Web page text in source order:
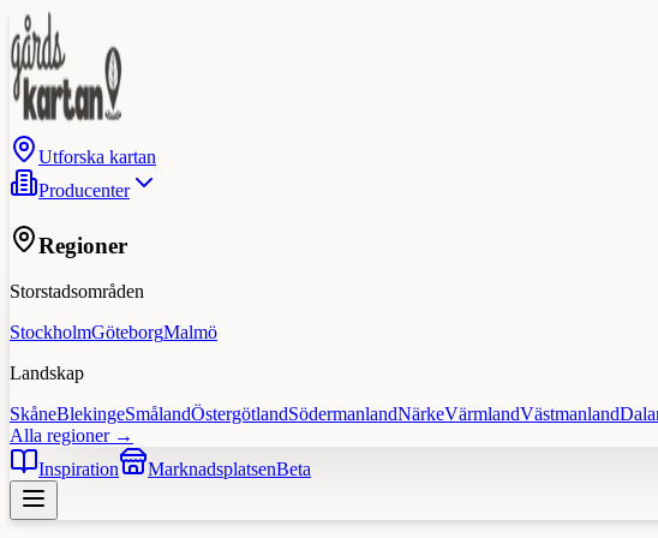
Utforska kartan
Producenter
Regioner
Storstadsområden
StockholmGöteborgMalmö
Landskap
SkåneBlekingeSmålandÖstergötlandSödermanlandNärkeVärmlandVästmanland
Alla regioner →
Inspiration
MarknadsplatsenBeta